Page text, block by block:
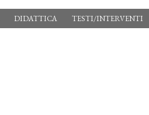
DIDATTICA TESTI/INTERVENTI